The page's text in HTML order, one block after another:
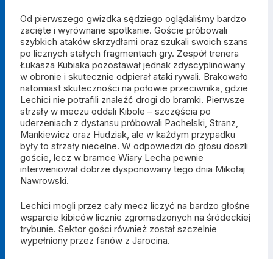
Od pierwszego gwizdka sędziego oglądaliśmy bardzo
zacięte i wyrównane spotkanie. Goście próbowali
szybkich ataków skrzydłami oraz szukali swoich szans
po licznych stałych fragmentach gry. Zespół trenera
Łukasza Kubiaka pozostawał jednak zdyscyplinowany
w obronie i skutecznie odpierał ataki rywali. Brakowało
natomiast skuteczności na połowie przeciwnika, gdzie
Lechici nie potrafili znaleźć drogi do bramki. Pierwsze
strzały w meczu oddali Kibole – szczęścia po
uderzeniach z dystansu próbowali Pachelski, Stranz,
Mankiewicz oraz Hudziak, ale w każdym przypadku
były to strzały niecelne. W odpowiedzi do głosu doszli
goście, lecz w bramce Wiary Lecha pewnie
interweniował dobrze dysponowany tego dnia Mikołaj
Nawrowski.
Lechici mogli przez cały mecz liczyć na bardzo głośne
wsparcie kibiców licznie zgromadzonych na śródeckiej
trybunie. Sektor gości również został szczelnie
wypełniony przez fanów z Jarocina.